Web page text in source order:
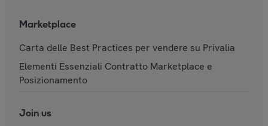
Marketplace
Carta delle Best Practices per vendere su Privalia
Elementi Essenziali Contratto Marketplace e
Posizionamento
Join us